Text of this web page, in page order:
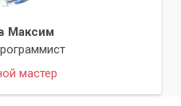
доступ к интернету.
данных по WiFi.
соединения.
удалось подключиться»
IP-адреса.
Максим
мастер